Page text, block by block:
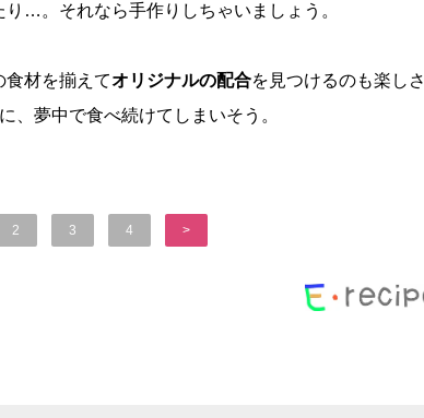
…。それなら手作りしちゃいましょう。
材を揃えてオリジナルの配合を見つけるのも楽しさ
、夢中で食べ続けてしまいそう。
2 3 4 >